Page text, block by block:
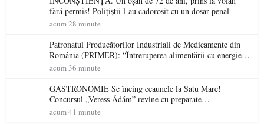
fără permis! Polițiștii l-au cadorosit cu un dosar penal
acum 28 minute
Patronatul Producătorilor Industriali de Medicamente din
România (PRIMER): “Întreruperea alimentării cu energie
electrică a fabricilor de medicamente va pune în pericol
acum 36 minute
GASTRONOMIE Se încing ceaunele la Satu Mare!
Concursul „Veress Ádám” revine cu preparate
spectaculoase, premii și un jurat de renume
acum 41 minute